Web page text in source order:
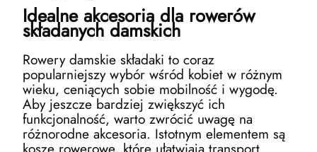
Idealne akcesoria dla rowerów
składanych damskich
Rowery damskie składaki to coraz
popularniejszy wybór wśród kobiet w różnym
wieku, ceniących sobie mobilność i wygodę.
Aby jeszcze bardziej zwiększyć ich
funkcjonalność, warto zwrócić uwagę na
różnorodne akcesoria. Istotnym elementem są